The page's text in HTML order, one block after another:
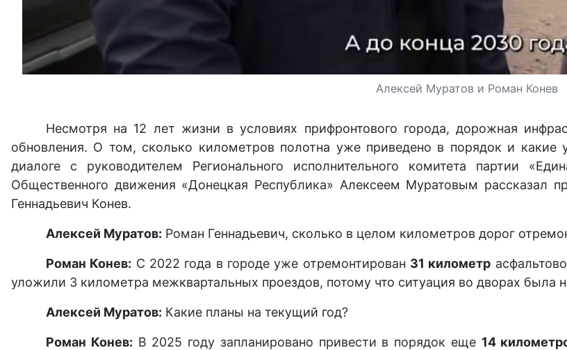
Алексей Муратов и Роман Конев
Несмотря на 12 лет жизни в условиях прифронтового города, дорожная
обновления. О том, сколько километров полотна уже приведено в порядок и
диалоге с руководителем Регионального исполнительного комитета партии
Общественного движения «Донецкая Республика» Алексеем Муратовым рассказал
Геннадьевич Конев.
Алексей Муратов: Роман Геннадьевич, сколько в целом километров дорог
Роман Конев: С 2022 года в городе уже отремонтирован 31 километр
уложили 3 километра межквартальных проездов, потому что ситуация во дворах была
Алексей Муратов: Какие планы на текущий год?
Роман Конев: В 2025 году запланировано привести в порядок еще 14